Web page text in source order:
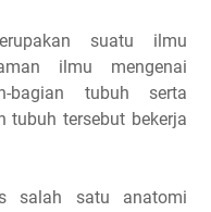
suatu ilmu
ilmu mengenai
bagian tubuh serta
tubuh tersebut bekerja
salah satu anatomi